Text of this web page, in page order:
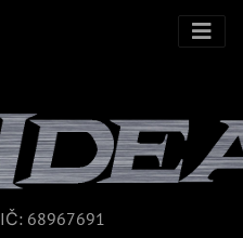
IČ: 68967691